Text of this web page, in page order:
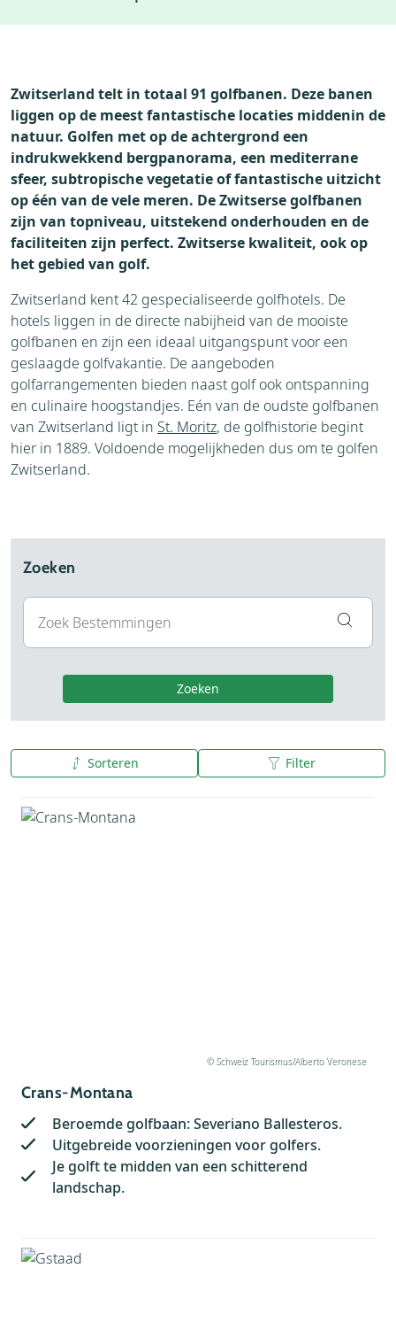
Weer
Bezienswaardigheden
Seizoenen
Zwitserland telt in totaal 91 golfbanen. Deze banen
liggen op de meest fantastische locaties middenin de
natuur. Golfen met op de achtergrond een
indrukwekkend bergpanorama, een mediterrane
sfeer, subtropische vegetatie of fantastische uitzicht
op één van de vele meren. De Zwitserse golfbanen
zijn van topniveau, uitstekend onderhouden en de
faciliteiten zijn perfect. Zwitserse kwaliteit, ook op
het gebied van golf.
Zwitserland kent 42 gespecialiseerde golfhotels. De
hotels liggen in de directe nabijheid van de mooiste
golfbanen en zijn een ideaal uitgangspunt voor een
geslaagde golfvakantie. De aangeboden
golfarrangementen bieden naast golf ook ontspanning
en culinaire hoogstandjes. Eén van de oudste golfbanen
van Zwitserland ligt in St. Moritz, de golfhistorie begint
hier in 1889. Voldoende mogelijkheden dus om te golfen
Zwitserland.
Zoeken
Zoeken
Sorteren Filter
A tot Z
Z tot A
© Schweiz Tourismus/Alberto Veronese
Crans-Montana
Beroemde golfbaan: Severiano Ballesteros.
Uitgebreide voorzieningen voor golfers.
Je golft te midden van een schitterend
landschap.